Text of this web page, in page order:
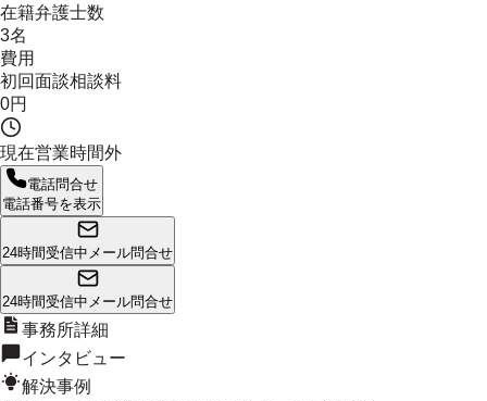
在籍弁護士数
3名
費用
初回面談相談料
0円
現在営業時間外
電話問合せ
電話番号を表示
24時間受信中 メール問合せ
24時間受信中 メール問合せ
事務所詳細
インタビュー
解決事例